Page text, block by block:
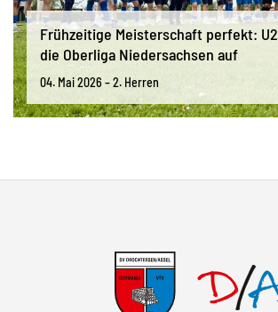
Frühzeitige Meisterschaft perfekt:
die Oberliga Niedersachsen auf
04. Mai 2026 – 2. Herren